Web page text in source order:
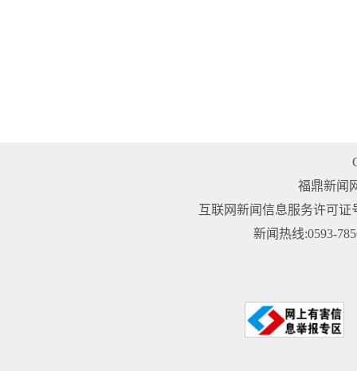
福鼎新闻
互联网新闻信息服务许可证
新闻热线:0593-